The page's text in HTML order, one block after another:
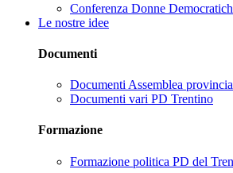
Conferenza Donne
Le nostre idee
Documenti
Documenti Assemblea
Documenti vari PD Trentino
Formazione
Formazione politica PD del